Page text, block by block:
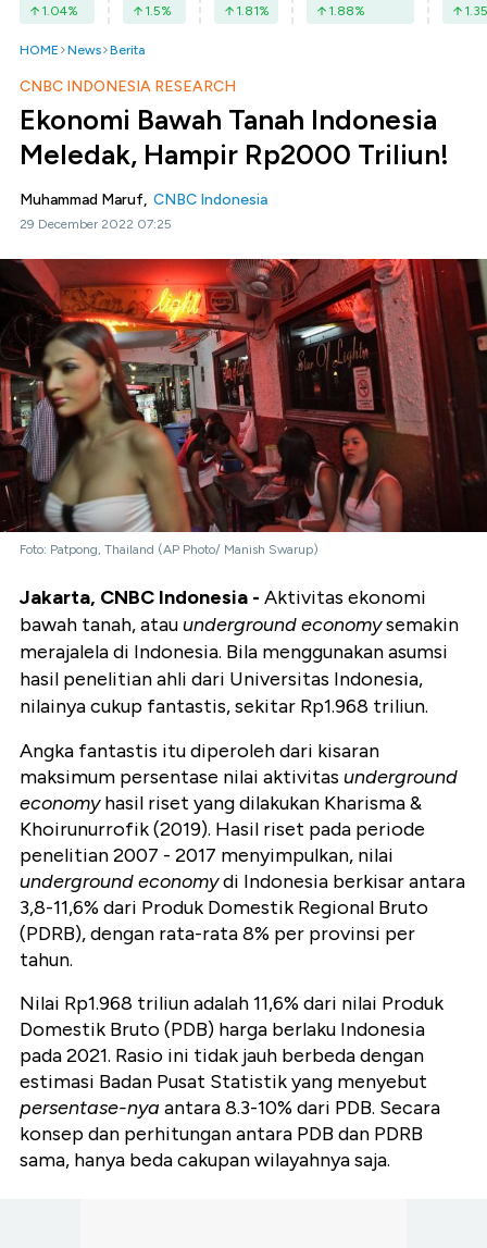
1.04% 1.5% 1.81% 1.88% 1.35
HOME News Berita
CNBC INDONESIA RESEARCH
Ekonomi Bawah Tanah Indonesia
Meledak, Hampir Rp2000 Triliun!
Muhammad Maruf, CNBC Indonesia
29 December 2022 07:25
Foto: Patpong, Thailand (AP Photo/ Manish Swarup)
Jakarta, CNBC Indonesia - Aktivitas ekonomi
bawah tanah, atauunderground economysemakin
merajalela di Indonesia. Bila menggunakan asumsi
hasil penelitian ahli dari Universitas Indonesia,
nilainya cukup fantastis, sekitar Rp1.968 triliun.
Angka fantastis itu diperoleh dari kisaran
maksimum persentase nilai aktivitas underground
economyhasil riset yang dilakukan Kharisma &
Khoirunurrofik (2019). Hasil riset pada periode
penelitian 2007 - 2017 menyimpulkan, nilai
underground economydi Indonesia berkisar antara
3,8-11,6% dari Produk Domestik Regional Bruto
(PDRB), dengan rata-rata 8% per provinsi per
tahun.
Nilai Rp1.968 triliun adalah 11,6% dari nilai Produk
Domestik Bruto (PDB) harga berlaku Indonesia
pada 2021. Rasio ini tidak jauh berbeda dengan
estimasi Badan Pusat Statistik yang menyebut
persentase-nya antara 8.3-10% dari PDB. Secara
konsep dan perhitungan antara PDB dan PDRB
sama, hanya beda cakupan wilayahnya saja.